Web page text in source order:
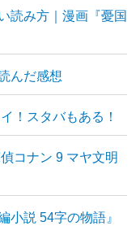
読み方｜漫画『憂国
んだ感想
！スタバもある！
コナン 9 マヤ文明
小説 54字の物語』